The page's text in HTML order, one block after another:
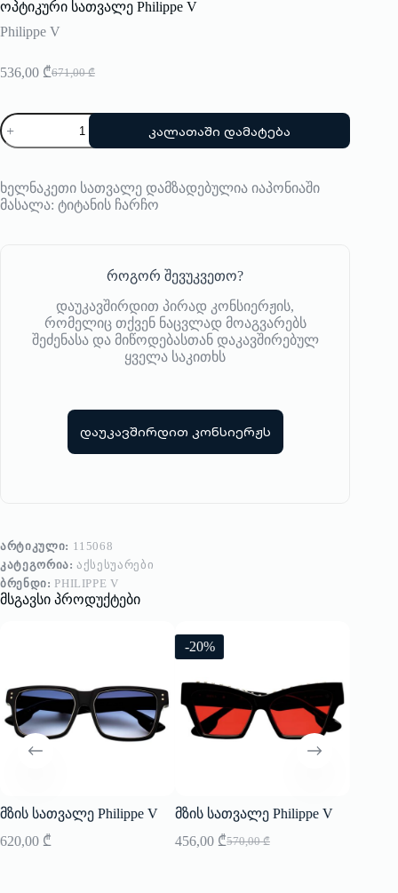
ოპტიკური სათვალე Philippe V
Philippe V
671,00₾
Original
was:
671,00 ₾.
536,00 ₾Current
is:
536,00 ₾.
რაოდენობა:
ოპტიკური
სათვალე
V
კალათაში დამატება
ხელნაკეთი სათვალე დამზადებულია იაპონიაში
მასალა: ტიტანის ჩარჩო
როგორ შევუკვეთო?
დაუკავშირდით პირად კონსიერჟის,
რომელიც თქვენ ნაცვლად მოაგვარებს
შეძენასა და მიწოდებასთან დაკავშირებულ
ყველა საკითხს
დაუკავშირდით კონსიერჟს
ᲐᲠᲢᲘᲙᲣᲚᲘ: 115068
ᲙᲐᲢᲔᲒᲝᲠᲘᲐ:ᲐᲥᲡᲔᲡᲣᲐᲠᲔᲑᲘ
ᲑᲠᲔᲜᲓᲘ: PHILIPPE V
მსგავსი პროდუქტები
მზის სათვალე Philippe V
620,00 ₾
-20%
მზის სათვალე Philippe V
570,00₾
Original
456,00 ₾Current